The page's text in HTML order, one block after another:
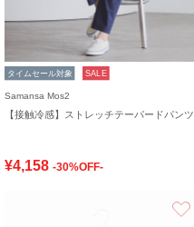
タイムセール対象 SALE
Samansa Mos2
【接触冷感】ストレッチテーパードパンツ
¥4,158 -30%OFF-